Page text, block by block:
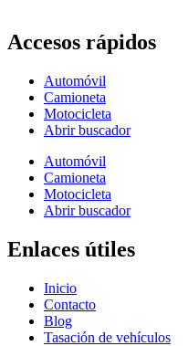
Accesos rápidos
Automóvil
Camioneta
Motocicleta
Abrir buscador
Automóvil
Camioneta
Motocicleta
Abrir buscador
Enlaces útiles
Inicio
Contacto
Blog
Tasación de vehículos